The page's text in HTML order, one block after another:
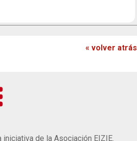
« volver atrás
iniciativa de la Asociación EIZIE.